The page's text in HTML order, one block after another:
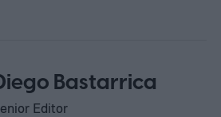
Bastarrica
Editor